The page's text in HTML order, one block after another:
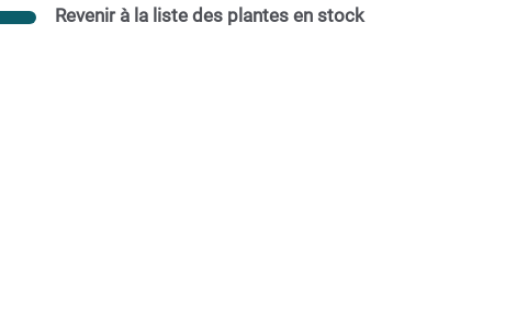
Revenir à la liste des plantes en stock